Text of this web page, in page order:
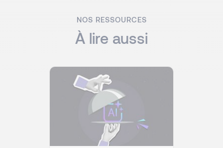
NOS RESSOURCES
À lire aussi